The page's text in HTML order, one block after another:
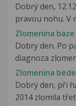
Dobrý den,
pravou nohu. V
Zlomenina
Dobry den. Po
diagnoza
Zlomenina
Dobrý den, při
2014 zlomila